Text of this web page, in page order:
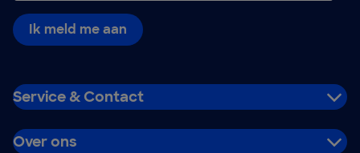
Ik meld me aan
Service & Contact
Over ons